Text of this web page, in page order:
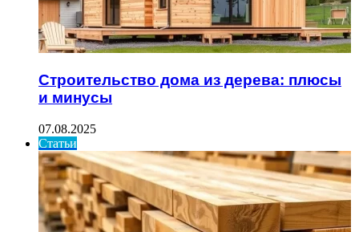
Строительство дома из дерева: плюсы
и минусы
07.08.2025
Статьи